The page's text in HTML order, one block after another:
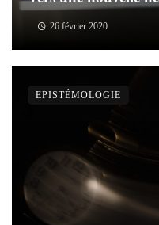
26 février 2020
EPISTÉMOLOGIE